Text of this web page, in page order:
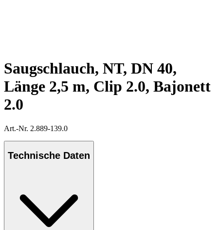
Saugschlauch, NT, DN 40,
Länge 2,5 m, Clip 2.0, Bajonett
2.0
Art.-Nr. 2.889-139.0
Technische Daten